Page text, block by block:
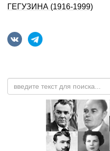
ГЕГУЗИHА (1916-1999)